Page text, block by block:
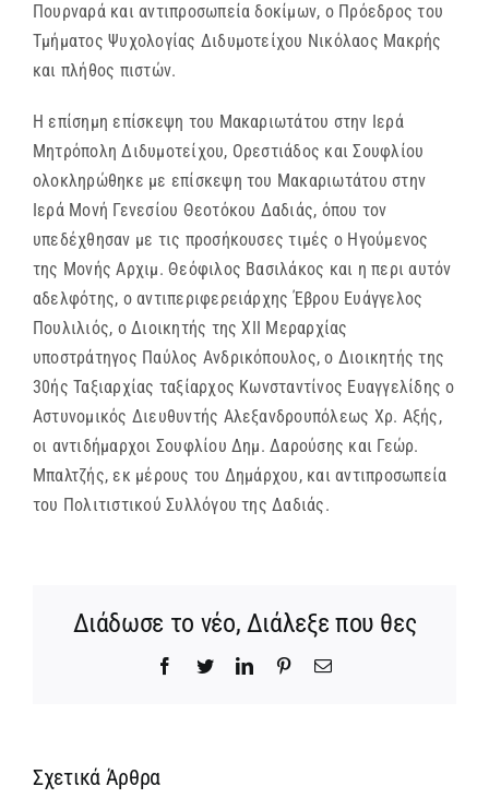
Πουρναρά και αντιπροσωπεία δοκίμων, ο Πρόεδρος του
Τμήματος Ψυχολογίας Διδυμοτείχου Νικόλαος Μακρής
και πλήθος πιστών.
Η επίσημη επίσκεψη του Μακαριωτάτου στην Ιερά
Μητρόπολη Διδυμοτείχου, Ορεστιάδος και Σουφλίου
ολοκληρώθηκε με επίσκεψη του Μακαριωτάτου στην
Ιερά Μονή Γενεσίου Θεοτόκου Δαδιάς, όπου τον
υπεδέχθησαν με τις προσήκουσες τιμές ο Ηγούμενος
της Μονής Αρχιμ. Θεόφιλος Βασιλάκος και η περι αυτόν
αδελφότης, ο αντιπεριφερειάρχης Έβρου Ευάγγελος
Πουλιλιός, ο Διοικητής της XII Μεραρχίας
υποστράτηγος Παύλος Ανδρικόπουλος, ο Διοικητής της
30ής Ταξιαρχίας ταξίαρχος Κωνσταντίνος Ευαγγελίδης ο
Αστυνομικός Διευθυντής Αλεξανδρουπόλεως Χρ. Αξής,
οι αντιδήμαρχοι Σουφλίου Δημ. Δαρούσης και Γεώρ.
Μπαλτζής, εκ μέρους του Δημάρχου, και αντιπροσωπεία
του Πολιτιστικού Συλλόγου της Δαδιάς.
Διάδωσε το νέο, Διάλεξε που θες
Facebook
TwitterLinkedInPinterestEmail
Σχετικά Άρθρα